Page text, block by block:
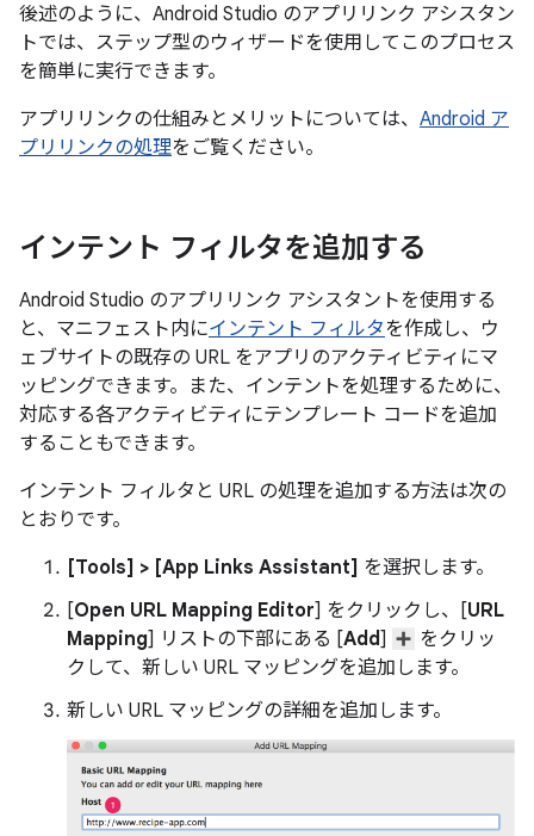
後述のように、Android Studio のアプリリンク アシスタン
トでは、ステップ型のウィザードを使用してこのプロセス
を簡単に実行できます。
アプリリンクの仕組みとメリットについては、 Android ア
プリリンクの処理をご覧ください。
インテント フィルタを追加する
Android Studio のアプリリンク アシスタントを使用する
と、マニフェスト内にインテント フィルタを作成し、ウ
ェブサイトの既存の URL をアプリのアクティビティにマ
ッピングできます。また、インテントを処理するために、
対応する各アクティビティにテンプレート コードを追加
することもできます。
インテント フィルタと URL の処理を追加する方法は次の
とおりです。
[Tools] > [App Links Assistant] を選択します。
[Open URL Mapping Editor] をクリックし、[URL
Mapping] リストの下部にある [Add]
をクリッ
クして、新しい URL マッピングを追加します。
新しい URL マッピングの詳細を追加します。